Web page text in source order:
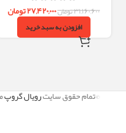
۳۱,۱۶۰,۶۰۰تومان۲۷,۴۲۰,۰۰۰تومان
افزودن به سبد خرید
©تمام حقوق سایترویال گروپ